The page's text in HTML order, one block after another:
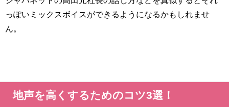
っぽいミックスボイスができるようになるかもしれませ
ん。
地声を高くするためのコツ3選！